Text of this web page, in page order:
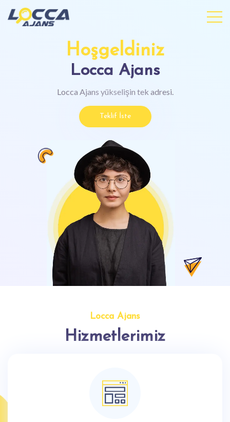
Hoşgeldiniz
Locca Ajans
Locca Ajans yükselişin tek adresi.
Teklif İste
Locca Ajans
Hizmetlerimiz